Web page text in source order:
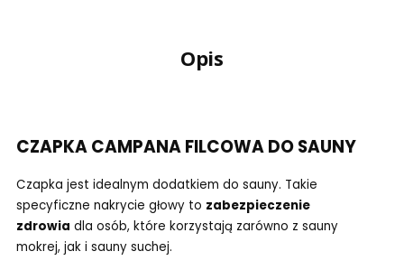
Opis
CZAPKA CAMPANA FILCOWA DO SAUNY
Czapka jest idealnym dodatkiem do sauny. Takie
specyficzne nakrycie głowy to zabezpieczenie
zdrowia dla osób, które korzystają zarówno z sauny
mokrej, jak i sauny suchej.